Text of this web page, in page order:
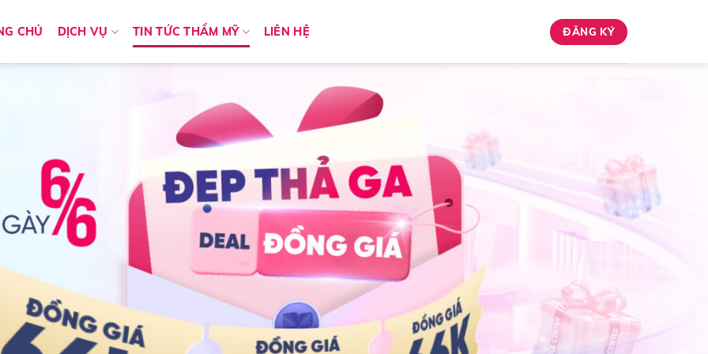
CHỦ DỊCH VỤ TIN TỨC THẨM MỸ LIÊN HỆ ĐĂNG KÝ